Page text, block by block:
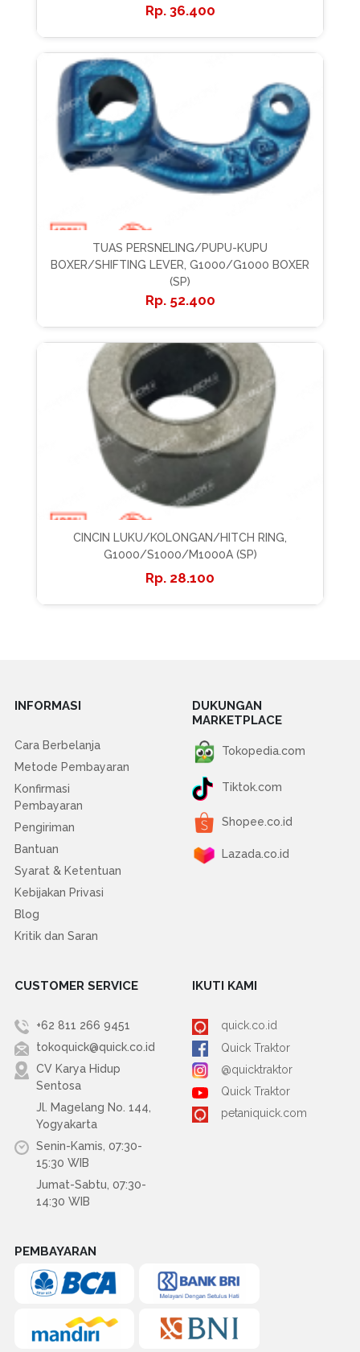
36.400
TUAS PERSNELING/PUPU-KUPU
BOXER/SHIFTING LEVER, G1000/G1000 BOXER
(SP)
52.400
CINCIN LUKU/KOLONGAN/HITCH RING,
G1000/S1000/M1000A (SP)
28.100
INFORMASI
Cara Berbelanja
Metode Pembayaran
Konfirmasi
Pembayaran
Pengiriman
Bantuan
Syarat & Ketentuan
Kebijakan Privasi
Blog
Kritik dan Saran
DUKUNGAN
MARKETPLACE
Tokopedia.com
Tiktok.com
Shopee.co.id
Lazada.co.id
CUSTOMER SERVICE
+62 811 266 9451
tokoquick@quick.co.id
CV Karya Hidup
Sentosa
Jl. Magelang No. 144,
Yogyakarta
Senin-Kamis, 07:30-
15:30 WIB
Jumat-Sabtu, 07:30-
14:30 WIB
IKUTI KAMI
quick.co.id
Quick Traktor
@quicktraktor
Quick Traktor
petaniquick.com
PEMBAYARAN